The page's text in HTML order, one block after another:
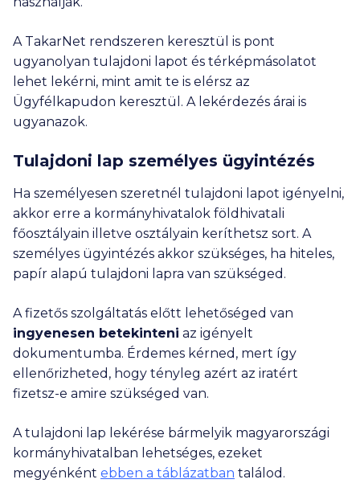
A TakarNet rendszeren keresztül is pont
ugyanolyan tulajdoni lapot és térképmásolatot
lehet lekérni, mint amit te is elérsz az
Ügyfélkapudon keresztül. A lekérdezés árai is
ugyanazok.
Tulajdoni lap személyes ügyintézés
Ha személyesen szeretnél tulajdoni lapot igényelni,
akkor erre a kormányhivatalok földhivatali
főosztályain illetve osztályain keríthetsz sort. A
személyes ügyintézés akkor szükséges, ha hiteles,
papír alapú tulajdoni lapra van szükséged.
A fizetős szolgáltatás előtt lehetőséged van
ingyenesen betekinteni az igényelt
dokumentumba. Érdemes kérned, mert így
ellenőrizheted, hogy tényleg azért az iratért
fizetsz-e amire szükséged van.
A tulajdoni lap lekérése bármelyik magyarországi
kormányhivatalban lehetséges, ezeket
megyénként ebben a táblázatban találod.